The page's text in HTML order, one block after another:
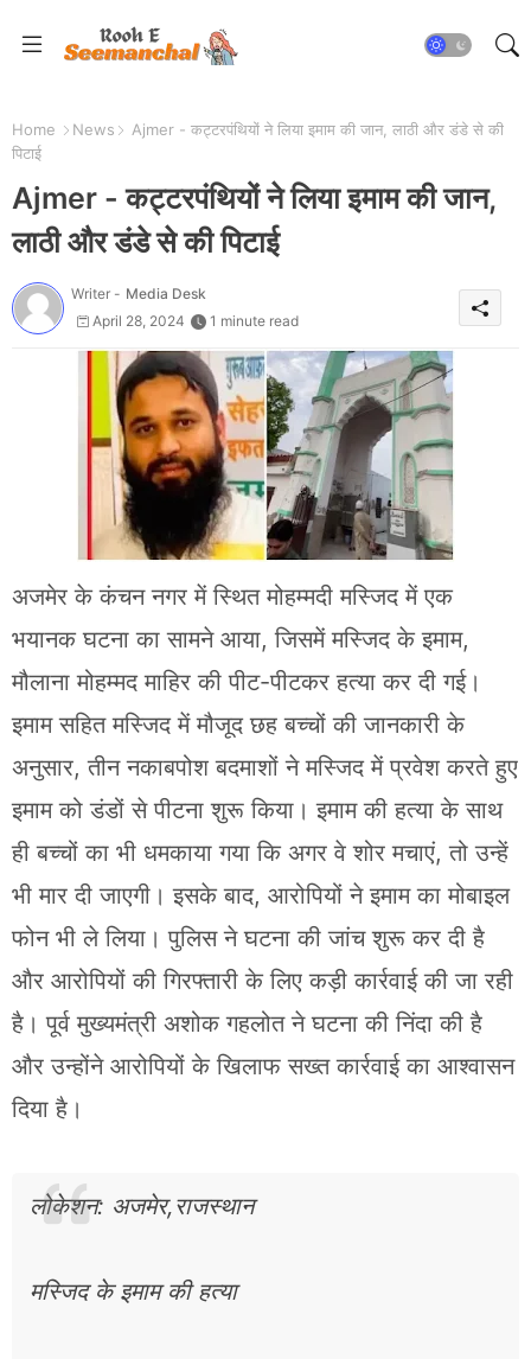
Home News
Ajmer - कट्टरपंथियों ने लिया इमाम की जान, लाठी और डंडे से की
पिटाई
Ajmer - कट्टरपंथियों ने लिया इमाम की जान,
लाठी और डंडे से की पिटाई
Writer - Media Desk
April 28, 2024
1 minute read
अजमेर के कंचन नगर में स्थित मोहम्मदी मस्जिद में एक
भयानक घटना का सामने आया, जिसमें मस्जिद के इमाम,
मौलाना मोहम्मद माहिर की पीट-पीटकर हत्या कर दी गई।
इमाम सहित मस्जिद में मौजूद छह बच्चों की जानकारी के
अनुसार, तीन नकाबपोश बदमाशों ने मस्जिद में प्रवेश करते हुए
इमाम को डंडों से पीटना शुरू किया। इमाम की हत्या के साथ
ही बच्चों का भी धमकाया गया कि अगर वे शोर मचाएं, तो उन्हें
भी मार दी जाएगी। इसके बाद, आरोपियों ने इमाम का मोबाइल
फोन भी ले लिया। पुलिस ने घटना की जांच शुरू कर दी है
और आरोपियों की गिरफ्तारी के लिए कड़ी कार्रवाई की जा रही
है। पूर्व मुख्यमंत्री अशोक गहलोत ने घटना की निंदा की है
और उन्होंने आरोपियों के खिलाफ सख्त कार्रवाई का आश्वासन
दिया है।
लोकेशन: अजमेर,राजस्थान
मस्जिद के इमाम की हत्या